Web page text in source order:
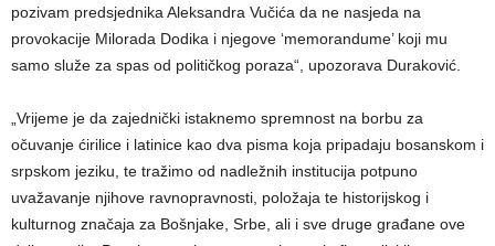
pozivam predsjednika Aleksandra Vučića da ne nasjeda na
provokacije Milorada Dodika i njegove ‘memorandume’ koji mu
samo služe za spas od političkog poraza“, upozorava Duraković.
„Vrijeme je da zajednički istaknemo spremnost na borbu za
očuvanje ćirilice i latinice kao dva pisma koja pripadaju bosanskom i
srpskom jeziku, te tražimo od nadležnih institucija potpuno
uvažavanje njihove ravnopravnosti, položaja te historijskog i
kulturnog značaja za Bošnjake, Srbe, ali i sve druge građane ove